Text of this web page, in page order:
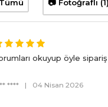
Tümü 📷 Fotoğraflı (1)
okuyup öyle
**** | 04 Nisan 2026